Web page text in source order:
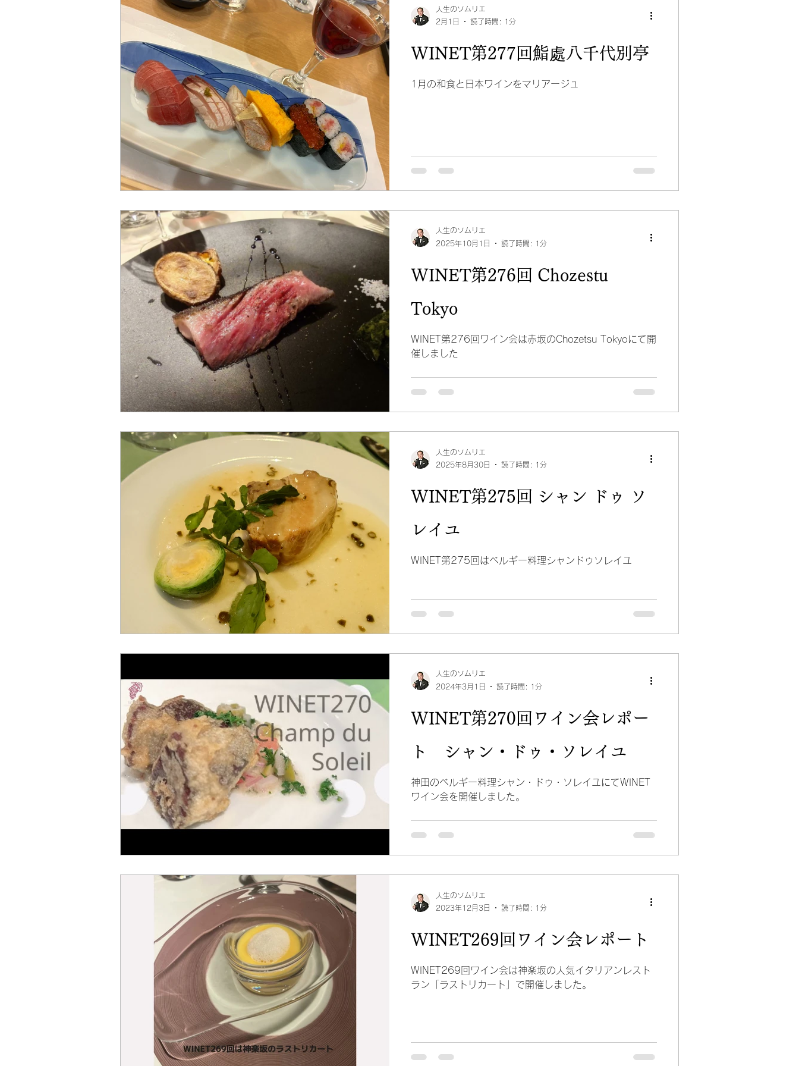
WINET第277回鮨處八千代別亭
1月の和食と日本ワインをマリアージュ
人生のソムリエ
2月1日
読了時間: 1分
WINET第276回 Chozestu
Tokyo
WINET第276回ワイン会は赤坂のChozetsu Tokyoにて開
催しました
人生のソムリエ
2025年10月1日
読了時間: 1分
WINET第275回 シャン ドゥ ソ
レイユ
WINET第275回はベルギー料理シャンドゥソレイユ
人生のソムリエ
2025年8月30日
読了時間: 1分
WINET第270回ワイン会レポー
ト シャン・ドゥ・ソレイユ
神田のベルギー料理シャン・ドゥ・ソレイユにてWINET
ワイン会を開催しました。
人生のソムリエ
2024年3月1日
読了時間: 1分
WINET269回ワイン会レポート
WINET269回ワイン会は神楽坂の人気イタリアンレスト
ラン「ラストリカート」で開催しました。
人生のソムリエ
2023年12月3日
読了時間: 1分